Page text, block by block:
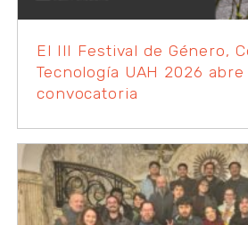
El III Festival de Género,
Tecnología UAH 2026 abre
convocatoria